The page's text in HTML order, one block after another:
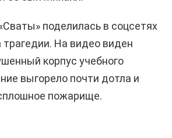
поделилась в соцсетях
На видео виден
корпус учебного
выгорело почти дотла и
пожарище.